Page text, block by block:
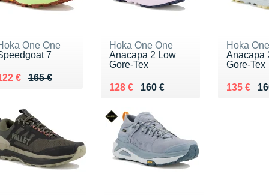
One One
7
165 €
lieu de 165 €
€ 122 €
Hoka One One
Anacapa 2 Low
Gore-Tex
160 €
Au lieu de 160 €
128 €
Vendu 128 €
Hoka
Anacapa
Gore-Tex
Au lieu
135 €
Vendu